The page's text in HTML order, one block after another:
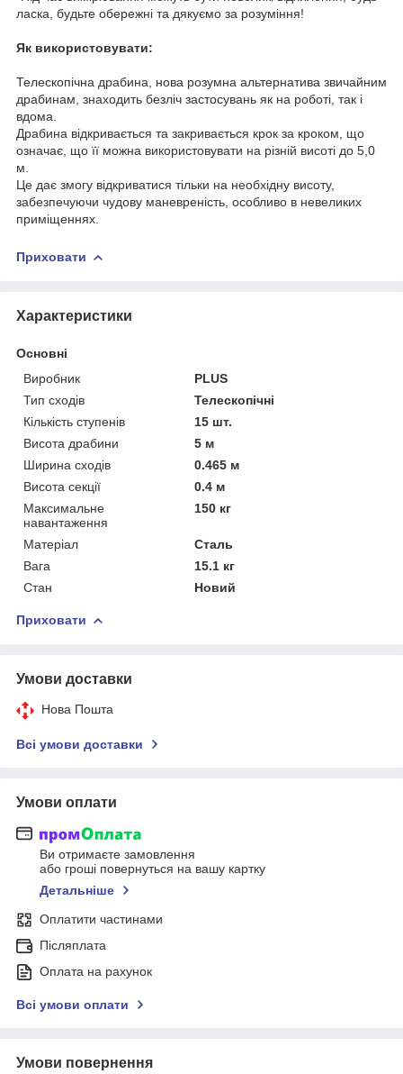
ласка, будьте обережні та дякуємо за розуміння!
Як використовувати:
Телескопічна драбина, нова розумна альтернатива звичайним
драбинам, знаходить безліч застосувань як на роботі, так і
вдома.
Драбина відкривається та закривається крок за кроком, що
означає, що її можна використовувати на різній висоті до 5,0
м.
Це дає змогу відкриватися тільки на необхідну висоту,
забезпечуючи чудову маневреність, особливо в невеликих
приміщеннях.
Приховати
Характеристики
Основні
Виробник
PLUS
Тип сходів
Телескопічні
Кількість ступенів
15 шт.
Висота драбини
5 м
Ширина сходів
0.465 м
Висота секції
0.4 м
Максимальне
навантаження
150 кг
Матеріал
Сталь
Вага
15.1 кг
Стан
Новий
Приховати
Умови доставки
Нова Пошта
Всі умови доставки
Умови оплати
Ви отримаєте замовлення
або гроші повернуться на вашу картку
Детальніше
Оплатити частинами
Післяплата
Оплата на рахунок
Всі умови оплати
Умови повернення